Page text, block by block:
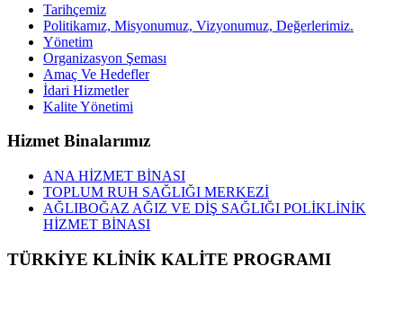
Tarihçemiz
Politikamız, Misyonumuz, Vizyonumuz, Değerlerimiz.
Yönetim
Organizasyon Şeması
Amaç Ve Hedefler
İdari Hizmetler
Kalite Yönetimi
Hizmet Binalarımız
ANA HİZMET BİNASI
TOPLUM RUH SAĞLIĞI MERKEZİ
AĞLIBOĞAZ AĞIZ VE DİŞ SAĞLIĞI POLİKLİNİK
HİZMET BİNASI
TÜRKİYE KLİNİK KALİTE PROGRAMI